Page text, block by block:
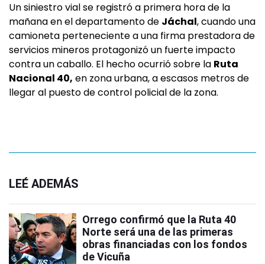
Un siniestro vial se registró a primera hora de la
mañana en el departamento de Jáchal, cuando una
camioneta perteneciente a una firma prestadora de
servicios mineros protagonizó un fuerte impacto
contra un caballo. El hecho ocurrió sobre la Ruta
Nacional 40, en zona urbana, a escasos metros de
llegar al puesto de control policial de la zona.
LEÉ ADEMÁS
Orrego confirmó que la Ruta 40
Norte será una de las primeras
obras financiadas con los fondos
de Vicuña